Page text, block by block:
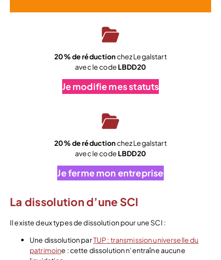
20% de réductionchez Legalstart
avec le code LBDD20
Je modifie mes statuts
20% de réductionchez Legalstart
avec le code LBDD20
Je ferme mon entreprise
La dissolution d’une SCI
Il existe deux types de dissolution pour une SCI :
Une dissolution parTUP : transmission universelle du
patrimoine : cette dissolution n’entraîne aucune